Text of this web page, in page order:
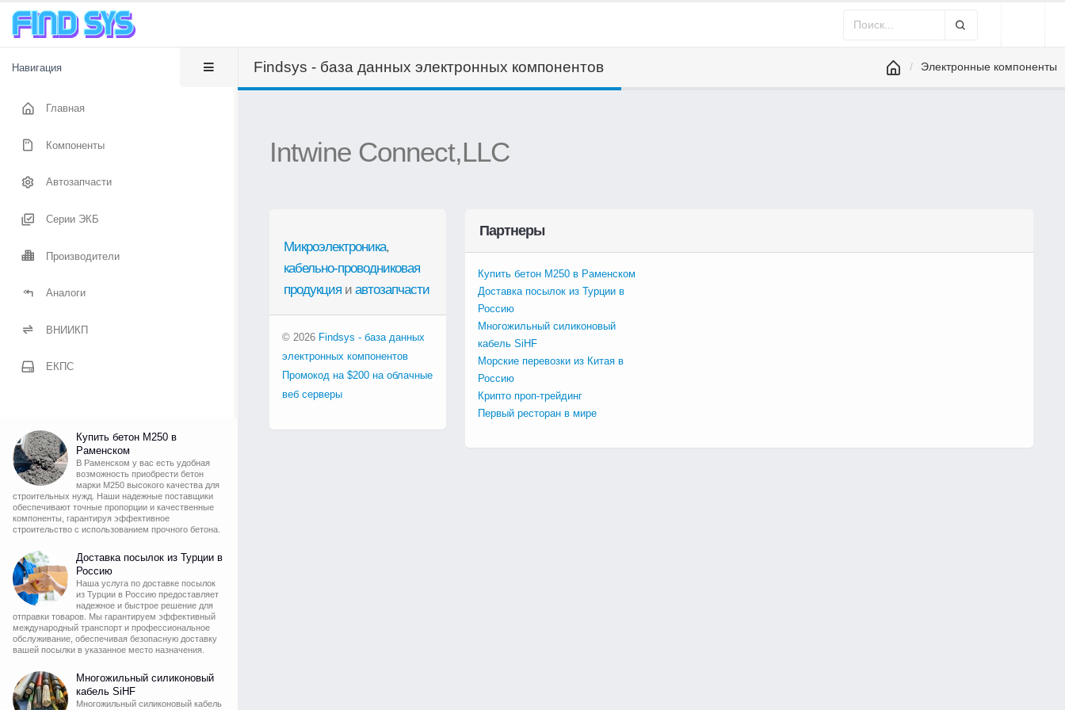
Навигация
Главная
Компоненты
Автозапчасти
Серии ЭКБ
Производители
Аналоги
ВНИИКП
ЕКПС
Купить бетон М250 в
Раменском
В Раменском у вас есть удобная
возможность приобрести бетон
марки М250 высокого качества для
строительных нужд. Наши надежные поставщики
обеспечивают точные пропорции и качественные
компоненты, гарантируя эффективное
строительство с использованием прочного бетона.
Доставка посылок из Турции в
Россию
Наша услуга по доставке посылок
из Турции в Россию предоставляет
надежное и быстрое решение для
отправки товаров. Мы гарантируем эффективный
международный транспорт и профессиональное
обслуживание, обеспечивая безопасную доставку
вашей посылки в указанное место назначения.
Многожильный силиконовый
кабель SiHF
Многожильный силиконовый кабель
Findsys - база данных электронных компонентов Электронные компоненты
Intwine Connect,LLC
Микроэлектроника,
кабельно-проводниковая
продукция и автозапчасти
© 2026 Findsys - база данных
электронных компонентов
Промокод на $200 на облачные
веб серверы
Партнеры
Купить бетон М250 в Раменском
Доставка посылок из Турции в
Россию
Многожильный силиконовый
кабель SiHF
Морские перевозки из Китая в
Россию
Крипто проп-трейдинг
Первый ресторан в мире